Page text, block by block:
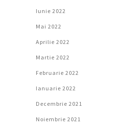
Iunie 2022
Mai 2022
Aprilie 2022
Martie 2022
Februarie 2022
Ianuarie 2022
Decembrie 2021
Noiembrie 2021